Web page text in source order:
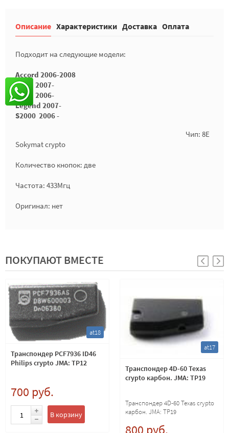
Описание Характеристики Доставка Оплата
Подходит на следующие модели:
Accord 2006-2008
FR-V 2007-
Jazz 2006-
Legend 2007-
S2000 2006 -
Чип: 8E
Sokymat crypto
Количество кнопок: две
Частота: 433Мгц
Оригинал: нет
ПОКУПАЮТ ВМЕСТЕ
at18
Транспондер PCF7936 ID46
Philips crypto JMA: TP12
700 руб.
В корзину
at17
Транспондер 4D-60 Texas
crypto карбон. JMA: TP19
Транспондер 4D-60 Texas crypto
карбон. JMA: TP19
800 руб.